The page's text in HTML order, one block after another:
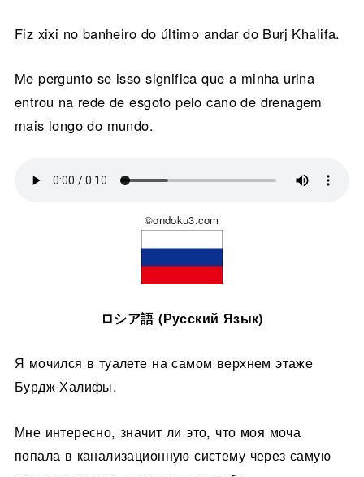
Fiz xixi no banheiro do último andar do Burj Khalifa.
Me pergunto se isso significa que a minha urina
entrou na rede de esgoto pelo cano de drenagem
mais longo do mundo.
©ondoku3.com
ロシア語 (Русский Язык)
Я мочился в туалете на самом верхнем этаже
Бурдж-Халифы.
Мне интересно, значит ли это, что моя моча
попала в канализационную систему через самую